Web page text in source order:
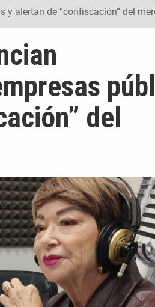
y alertan de “confiscación” del
del